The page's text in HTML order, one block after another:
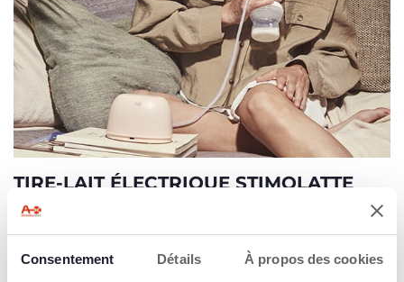
Consentement Détails À propos des cookies
TIRE-LAIT ÉLECTRIQUE STIMOLATTE
Découvrir